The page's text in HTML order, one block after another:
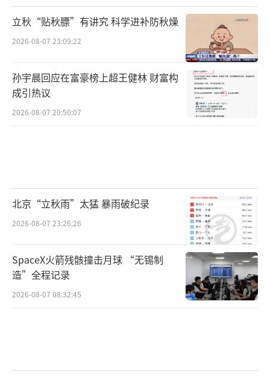
立秋“贴秋膘”有讲究 科学进补防秋燥
2026-08-07 23:09:22
孙宇晨回应在富豪榜上超王健林 财富构
成引热议
2026-08-07 20:50:07
北京“立秋雨”太猛 暴雨破纪录
2026-08-07 23:26:26
SpaceX火箭残骸撞击月球 “无锡制
造”全程记录
2026-08-07 08:32:45